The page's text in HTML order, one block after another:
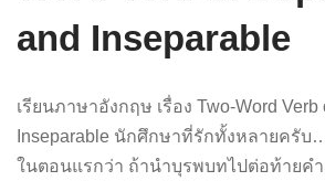
and Inseparable
เรียนภาษาอังกฤษ เรื่อง Two-Word Verb
Inseparable นักศึกษาที่รักทั้งหลายครับ
ในตอนแรกว่า ถ้านำบุรพบทไปต่อท้ายค